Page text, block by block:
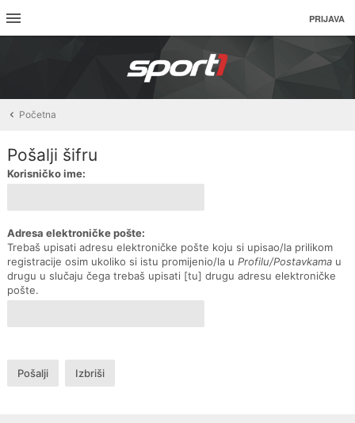
PRIJAVA
Početna
Pošalji šifru
Korisničko ime:
Adresa elektroničke pošte:
Trebaš upisati adresu elektroničke pošte koju si upisao/la prilikom
registracije osim ukoliko si istu promijenio/la u Profilu/Postavkama u
drugu u slučaju čega trebaš upisati [tu] drugu adresu elektroničke
pošte.